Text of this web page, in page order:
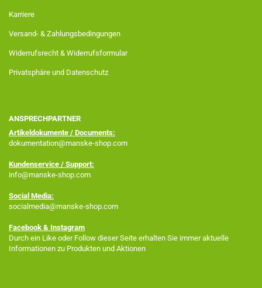
Karriere
Versand- & Zahlungsbedingungen
Widerrufsrecht & Widerrufsformular
Privatsphäre und Datenschutz
ANSPRECHPARTNER
Artikeldokumente / Documents:
dokumentation@manske-shop.com
Kundenservice / Support:
info@manske-shop.com
Social Media:
socialmedia@manske-shop.com
Facebook & Instagram
Durch ein Like oder Follow dieser Seite erhalten Sie immer aktuelle
Informationen zu Produkten und Aktionen